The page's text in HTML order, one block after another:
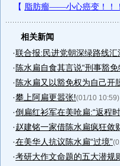
相关新闻
·联合报:民进党朝深绿路线
· 陈水扁自食其言说“刑事豁
· 陈水扁又以豁免权为自己开
·攀上阿扁更嚣张!(01/10 10:59)
·倒扁红衫军在美呛扁:“返程
·赵建铭一家借陈水扁疯狂敛
·在美华人抗议陈水扁“过境”
·考研大作文命题的五大潜规